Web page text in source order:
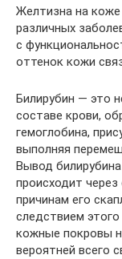
Желтизна на
различных
с
оттенок кожи
Билирубин — это
составе крови,
гемоглобина,
выполняя
Вывод
происходит
причинам его
следствием
кожные покровы
вероятней всего